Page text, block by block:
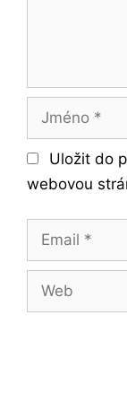
Jméno
Uložit do
webovou
Email
Web